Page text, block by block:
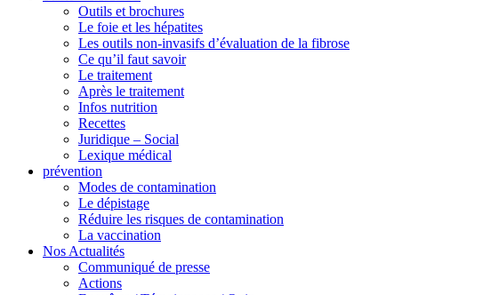
Outils et brochures
Le foie et les hépatites
Les outils non-invasifs d’évaluation de la fibrose
Ce qu’il faut savoir
Le traitement
Après le traitement
Infos nutrition
Recettes
Juridique – Social
Lexique médical
prévention
Modes de contamination
Le dépistage
Réduire les risques de contamination
La vaccination
Nos Actualités
Communiqué de presse
Actions